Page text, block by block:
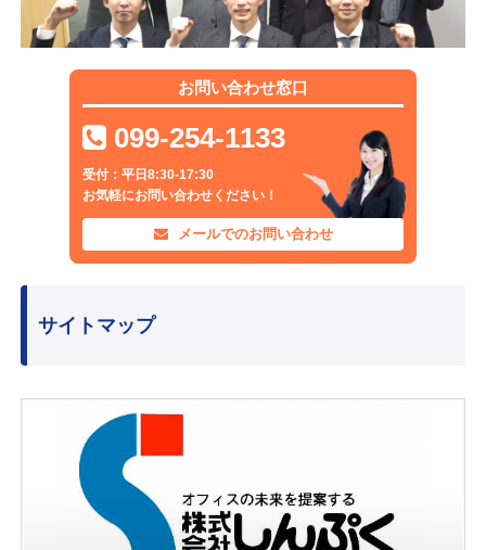
お問い合わせ窓口
099-254-1133
受付：平日8:30-17:30
お気軽にお問い合わせください！
メールでのお問い合わせ
サイトマップ